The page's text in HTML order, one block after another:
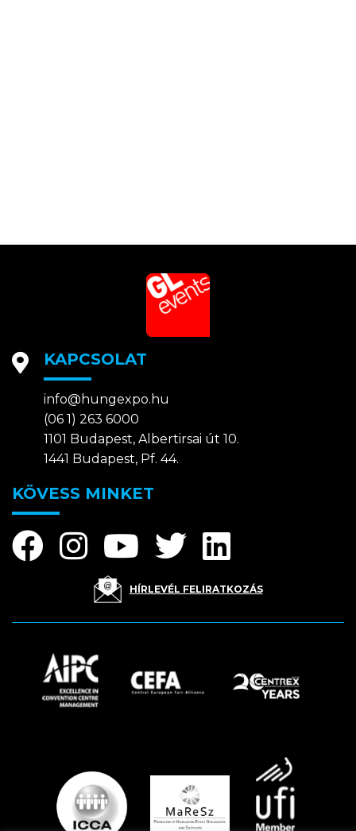
KAPCSOLAT
info@hungexpo.hu
(06 1) 263 6000
1101 Budapest, Albertirsai út 10.
1441 Budapest, Pf. 44.
KÖVESS MINKET
HÍRLEVÉL FELIRATKOZÁS